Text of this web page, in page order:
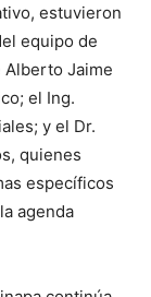
estuvieron
equipo de
Jaime
el Ing.
y el Dr.
quienes
específicos
agenda